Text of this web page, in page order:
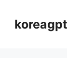
koreagpt